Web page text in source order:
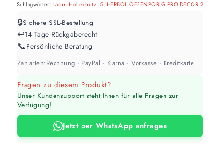
Schlagwörter: Lasur,Holzschutz,5, HERBOL OFFENPORIG PRO-DECOR 2
🔒Sichere SSL-Bestellung
↩️14 Tage Rückgaberecht
📞Persönliche Beratung
Zahlarten:Rechnung · PayPal · Klarna · Vorkasse · Kreditkarte
Fragen zu diesem Produkt?
Unser Kundensupport steht Ihnen für alle Fragen zur
Verfügung!
Jetzt per WhatsApp anfragen